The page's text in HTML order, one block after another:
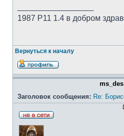
1987 Р11 1.4 в добром
Вернуться к началу
ms_des
Заголовок сообщения: Re: